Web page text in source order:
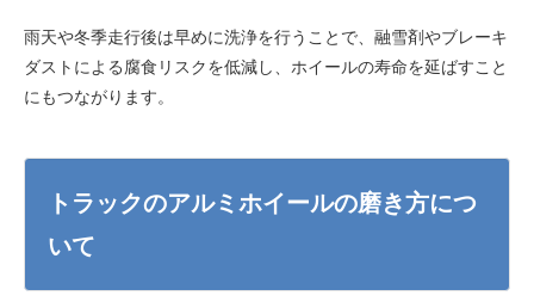
雨天や冬季走行後は早めに洗浄を行うことで、融雪剤やブレーキ
ダストによる腐食リスクを低減し、ホイールの寿命を延ばすこと
にもつながります。
トラックのアルミホイールの磨き方につ
いて